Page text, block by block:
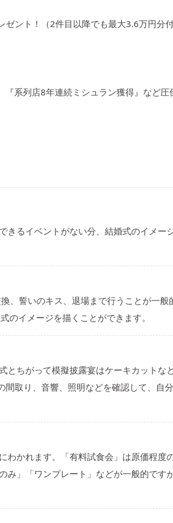
ント！（2件目以降でも最大3.6万円分付
系列店8年連続ミシュラン獲得』など圧
きるイベントがない分、結婚式のイメー
誓いのキス、退場まで行うことが一般
イメージを描くことができます。
とちがって模擬披露宴はケーキカットな
取り、音響、照明などを確認して、自
わかれます。「有料試食会」は原価程度
み」「ワンプレート」などが一般的です